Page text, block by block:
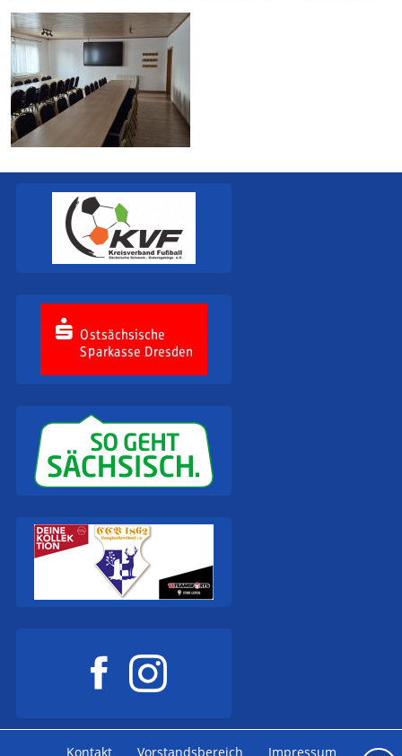
Kontakt Vorstandsbereich Impressum